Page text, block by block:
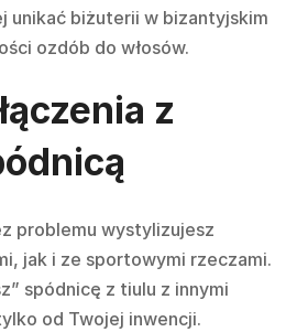
unikać biżuterii w bizantyjskim
ozdób do włosów.
z
problemu wystylizujesz
jak i ze sportowymi rzeczami.
spódnicę z tiulu z innymi
od Twojej inwencji.